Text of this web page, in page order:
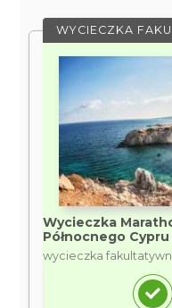
WYCIECZKA
Wycieczka
Północnego Cypru
wycieczka